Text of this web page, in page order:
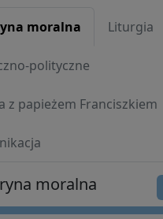
moralna Liturgia
polityczne
z papieżem Franciszkiem
moralna